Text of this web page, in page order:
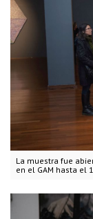
La muestra fue
en el GAM hasta el